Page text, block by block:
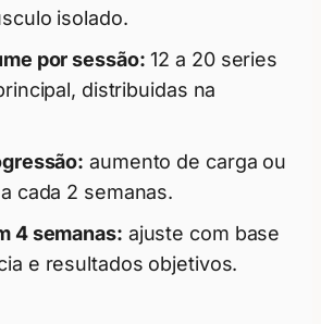
isolado.
por sessão: 12 a 20 series
distribuidas na
aumento de carga ou
cada 2 semanas.
4 semanas: ajuste com base
e resultados objetivos.